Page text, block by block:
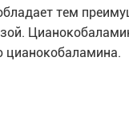
тем
цианокобаламина.